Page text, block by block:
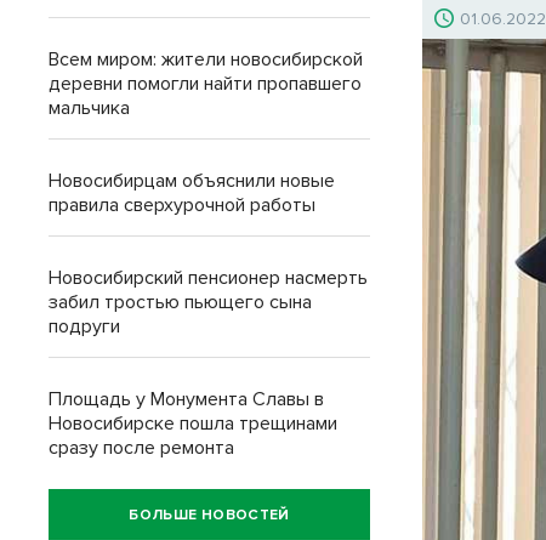
01.06.2022
Всем миром: жители новосибирской
деревни помогли найти пропавшего
мальчика
Новосибирцам объяснили новые
правила сверхурочной работы
Новосибирский пенсионер насмерть
забил тростью пьющего сына
подруги
Площадь у Монумента Славы в
Новосибирске пошла трещинами
сразу после ремонта
БОЛЬШЕ НОВОСТЕЙ